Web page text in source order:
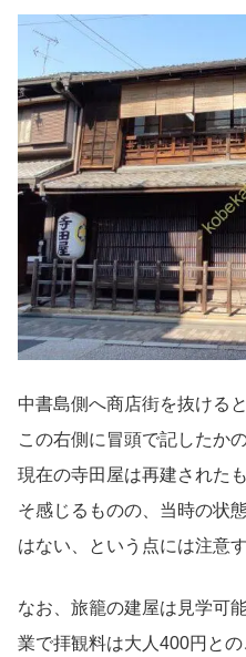
中書島側へ商店街を抜ける
この右側に冒頭で記したか
現在の寺田屋は再建された
そ感じるものの、当時の状
はない、という点には注意す
なお、旅籠の建屋は見学可
業で拝観料は大人400円と